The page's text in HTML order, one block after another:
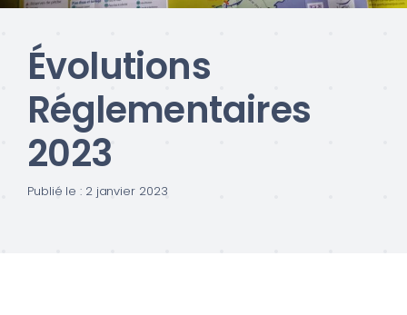
Évolutions
Réglementaires
2023
Publié le : 2 janvier 2023